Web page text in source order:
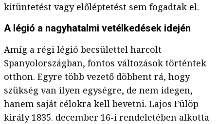
kitüntetést vagy előléptetést sem fogadtak el.
A légió a nagyhatalmi vetélkedések idején
Amíg a régi légió becsülettel harcolt
Spanyolországban, fontos változások történtek
otthon. Egyre több vezető döbbent rá, hogy
szükség van ilyen egységre, de nem idegen,
hanem saját célokra kell bevetni. Lajos Fülöp
király 1835. december 16-i rendeletében alkotta